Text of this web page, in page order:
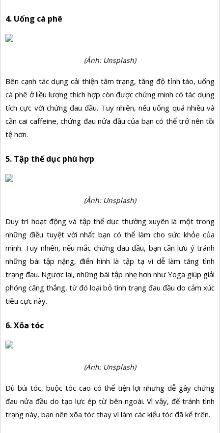
4. Uống cà phê
(Ảnh: Unsplash)
Bên cạnh tác dụng cải thiện tâm trạng, tăng độ tỉnh táo, uống
cà phê ở liều lượng thích hợp còn được chứng minh có tác dụng
tích cực với chứng đau đầu. Tuy nhiên, nếu uống quá nhiều và
cần cai caffeine, chứng đau nửa đầu của bạn có thể trở nên tồi
tệ hơn.
5. Tập thể dục phù hợp
(Ảnh: Unsplash)
Duy trì hoạt động và tập thể dục thường xuyên là một trong
những điều tuyệt vời nhất bạn có thể làm cho sức khỏe của
mình. Tuy nhiên, nếu mắc chứng đau đầu, bạn cần lưu ý tránh
những bài tập nặng, điển hình là tập tạ vì dễ làm tăng tình
trạng đau. Ngược lại, những bài tập nhẹ hơn như Yoga giúp giải
phóng căng thẳng, từ đó loại bỏ tình trạng đau đầu do cảm xúc
tiêu cực này.
6. Xõa tóc
(Ảnh: Unsplash)
Dù búi tóc, buộc tóc cao có thể tiện lợi nhưng dễ gây chứng
đau nửa đầu do tạo lực ép từ bên ngoài. Vì vậy, để tránh tình
trạng này, bạn nên xõa tóc thay vì làm các kiểu tóc đã kể trên.